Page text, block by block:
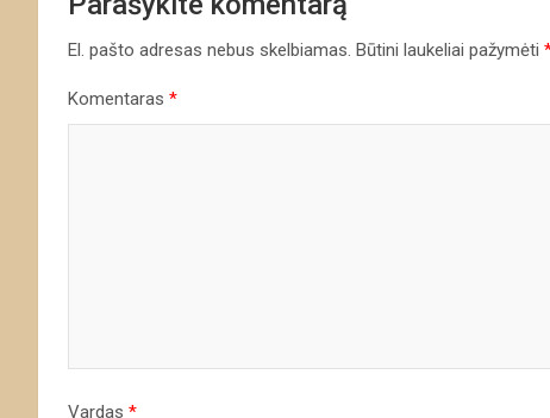
El. pašto adresas nebus skelbiamas. Būtini laukeliai pažymėti
Komentaras *
Vardas *